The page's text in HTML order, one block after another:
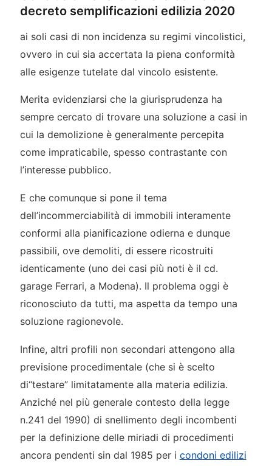
decreto semplificazioni edilizia 2020
ai soli casi di non incidenza su regimi vincolistici,
ovvero in cui sia accertata la piena conformità
alle esigenze tutelate dal vincolo esistente.
Merita evidenziarsi che la giurisprudenza ha
sempre cercato di trovare una soluzione a casi in
cui la demolizione è generalmente percepita
come impraticabile, spesso contrastante con
l’interesse pubblico.
E che comunque si pone il tema
dell’incommerciabilità di immobili interamente
conformi alla pianificazione odierna e dunque
passibili, ove demoliti, di essere ricostruiti
identicamente (uno dei casi più noti è il cd.
garage Ferrari, a Modena). Il problema oggi è
riconosciuto da tutti, ma aspetta da tempo una
soluzione ragionevole.
Infine, altri profili non secondari attengono alla
previsione procedimentale (che si è scelto
di“testare” limitatamente alla materia edilizia.
Anziché nel più generale contesto della legge
n.241 del 1990) di snellimento degli incombenti
per la definizione delle miriadi di procedimenti
ancora pendenti sin dal 1985 per i condoni edilizi